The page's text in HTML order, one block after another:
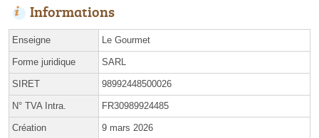
Informations
Enseigne Le Gourmet
Forme juridique SARL
SIRET 98992448500026
N° TVA Intra. FR30989924485
Création 9 mars 2026